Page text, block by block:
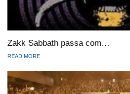
Zakk Sabbath passa com…
READ MORE